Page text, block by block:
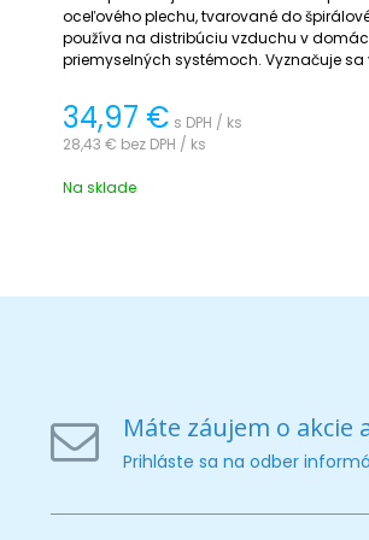
oceľového plechu, tvarované do
používa na distribúciu vzduchu v
priemyselných systémoch. Vyznačuje sa
dlhou životnosťou.
34,97 € s DPH / ks
28,43 € bez DPH / ks
Na sklade
Máte záujem o akcie
Prihláste sa na odber